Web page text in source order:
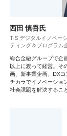
西田 慎吾氏
TIS デジタルイノベー
ティング＆プログラム
総合金融グループで企
以上に渡って経営。そ
画、新事業企画、DX
チカラでイノベーショ
社会課題を解決するこ